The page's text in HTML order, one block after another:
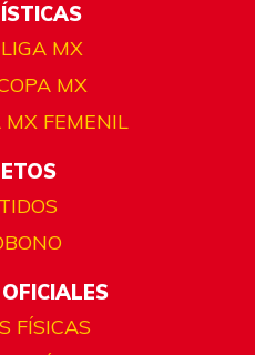
MX
MX
FEMENIL
FÍSICAS